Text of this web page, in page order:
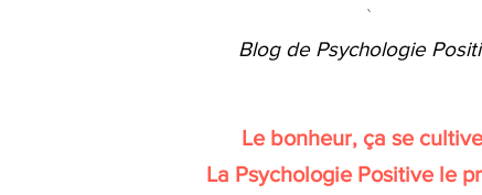
`
Blog de Psychologie
Le bonheur, ça se
La Psychologie Positive le